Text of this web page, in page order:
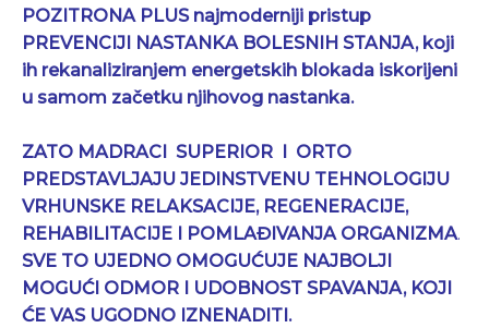
POZITRONA PLUS najmoderniji pristup
PREVENCIJI NASTANKA BOLESNIH STANJA, koji
ih rekanaliziranjem energetskih blokada iskorijeni
u samom začetku njihovog nastanka.
ZATO MADRACI SUPERIOR I ORTO
PREDSTAVLJAJU JEDINSTVENU TEHNOLOGIJU
VRHUNSKE RELAKSACIJE, REGENERACIJE,
REHABILITACIJE I POMLAĐIVANJA ORGANIZMA.
SVE TO UJEDNO OMOGUĆUJE NAJBOLJI
MOGUĆI ODMOR I UDOBNOST SPAVANJA, KOJI
ĆE VAS UGODNO IZNENADITI.